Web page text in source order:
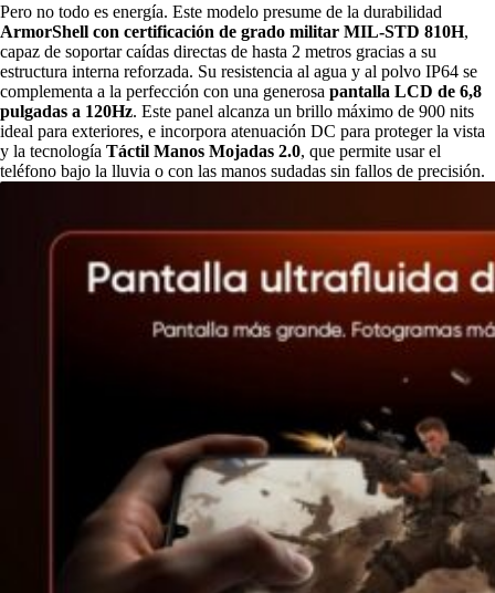
Pero no todo es energía. Este modelo presume de la durabilidad
ArmorShell con certificación de grado militar MIL-STD 810H,
capaz de soportar caídas directas de hasta 2 metros gracias a su
estructura interna reforzada. Su resistencia al agua y al polvo IP64 se
complementa a la perfección con una generosa pantalla LCD de 6,8
pulgadas a 120Hz. Este panel alcanza un brillo máximo de 900 nits
ideal para exteriores, e incorpora atenuación DC para proteger la vista
y la tecnología Táctil Manos Mojadas 2.0, que permite usar el
teléfono bajo la lluvia o con las manos sudadas sin fallos de precisión.